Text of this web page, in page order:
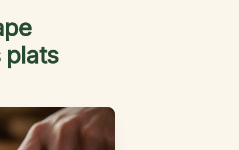
plats